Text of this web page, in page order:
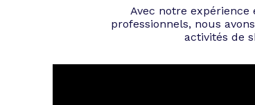
Avec notre
professionnels, nous
activités de